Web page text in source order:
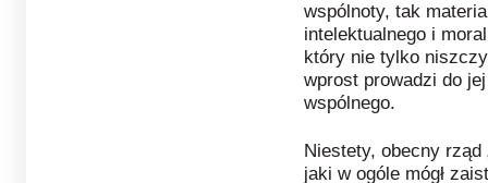
wspólnoty, tak
intelektualnego i
który nie tylko
wprost prowadzi do
wspólnego.
Niestety, obecny rząd
jaki w ogóle mógł